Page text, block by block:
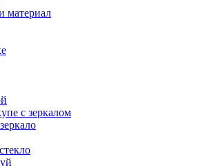
материал
с зеркалом